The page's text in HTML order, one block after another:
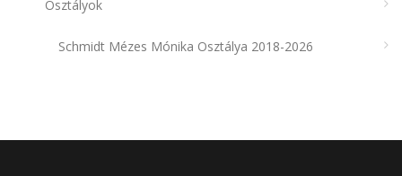
Osztályok
Schmidt Mézes Mónika Osztálya 2018-2026